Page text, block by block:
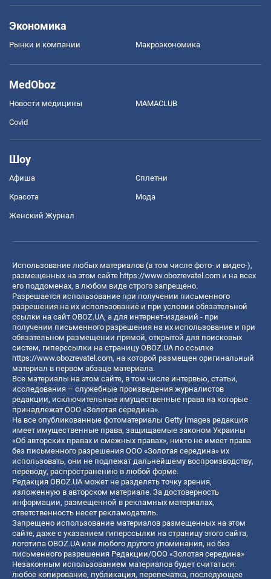
Экономика
Рынки и компании Mакроэкономика
MedOboz
Новости медицины MAMACLUB
Covid
Шоу
Афиша Сплетни
Красота Мода
Женский Журнал
Использование любых материалов (в том числе фото- и видео-),
размещенных на этом сайте https://www.obozrevatel.com и на всех
его поддоменах, в любом виде строго запрещено.
Разрешается использование при получении письменного
разрешения на их использование и при условии обязательной
ссылки на сайт OBOZ.UA, а для интернет-изданий - при
получении письменного разрешения на их использование и при
обязательном размещении прямой, открытой для поисковых
систем, гиперссылки на страницу OBOZ.UA по ссылке
https://www.obozrevatel.com, на которой размещен оригинальный
материал в первом абзаце материала.
Все материалы на этом сайте, в том числе интервью, статьи,
исследования – служебные произведения журналистов
редакции, исключительные имущественные права на которые
принадлежат ООО «Золотая середина».
На все опубликованные фотоматериалы Getty Images редакция
имеет имущественные права, защищаемые законом Украины
«Об авторских правах и смежных правах», никто не имеет права
без письменного разрешения ООО «Золотая середина» их
использовать, они не подлежат дальнейшему воспроизводству,
переводу, распространению в любой форме.
Редакция OBOZ.UA может не разделять точку зрения,
изложенную в авторском материале. За достоверность
информации, размещенной в рекламных материалах,
ответственность несет рекламодатель.
Запрещено использование материалов размещенных на этом
сайте, даже с указанием гиперссылки на страницу этого сайта,
логотипа OBOZ.UA или любого другого упоминания, но без
письменного разрешения Редакции/ООО «Золотая середина»
Незаконным использованием материалов будет считаться:
любое копирование, публикация, перепечатка, последующее